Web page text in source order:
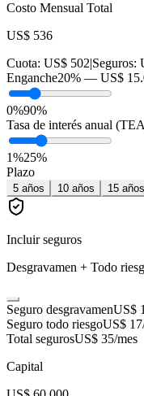
Costo Mensual Total
US$ 536
Cuota: US$ 502|Seguros:
Enganche20% — US$
0%90%
Tasa de interés anual
1%25%
Plazo
5 años 10 años 15 años
Incluir seguros
Desgravamen + Todo
Seguro desgravamenUS$
Seguro todo riesgoUS$ 17
Total segurosUS$ 35/mes
Capital